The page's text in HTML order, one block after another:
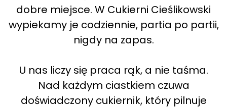
dobre miejsce. W Cukierni Cieślikowski
wypiekamy je codziennie, partia po partii,
nigdy na zapas.
U nas liczy się praca rąk, a nie taśma.
Nad każdym ciastkiem czuwa
doświadczony cukiernik, który pilnuje